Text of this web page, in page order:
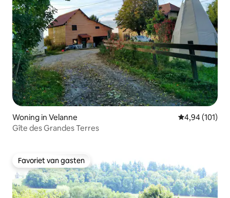
Woning in Velanne Gemiddelde
4,94 (101)
Gîte des Grandes Terres
Favoriet van gasten
Favoriet van gasten